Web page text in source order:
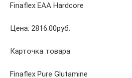
Finaflex EAA Hardcore
Цена: 2816.00руб.
Карточка товара
Finaflex Pure Glutamine